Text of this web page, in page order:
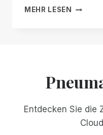
MEHR LESEN
DIE
FÜR
DURCH
DIE
Entdecken Sie die